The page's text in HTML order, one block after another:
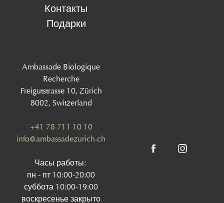
Контакты
Подарки
Ambassade Biologique
Recherche
Freigutstrasse 10, Zürich
8002, Switzerland
+41 78 711 10 10
info@ambassadezurich.ch
Часы работы:
пн - пт 10:00-20:00
суббота 10:00-19:00
воскресенье закрыто